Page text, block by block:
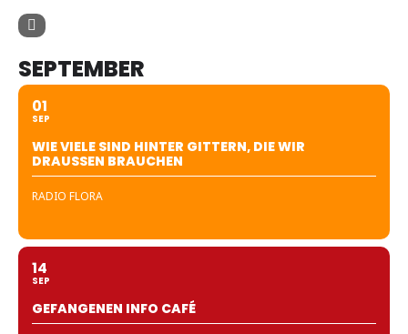
SEPTEMBER
01
SEP
WIE VIELE SIND HINTER GITTERN, DIE WIR
DRAUSSEN BRAUCHEN
RADIO FLORA
14
SEP
GEFANGENEN INFO CAFÉ